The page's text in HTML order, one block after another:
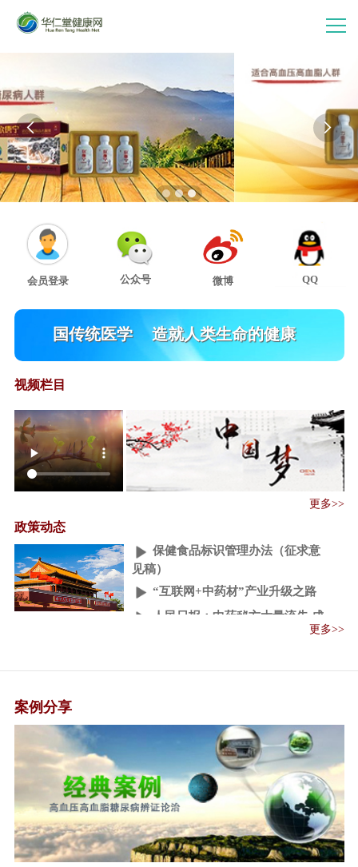
走进华仁堂
连锁加盟
产品中心
会员中心
 
会员登录 公众号 微博 QQ
祖国传统医学 造就人类生命的健康
视频栏目
更多>>
政策动态
保健食品注册与备案管理办法
保健食品保健功能目录原料目录
保健食品标识管理办法（征求意
见稿）
“互联网+中药材”产业升级之路
人民日报：中药秘方大量流失 成
王国强：加快推进中医药创新驱
李克强：社会保障与商业保险结
合是医改重大...
上市许可持有人制度将鼓励创新
减少重复建设
李克强：用政府税收减法换
更多>>
案例分享